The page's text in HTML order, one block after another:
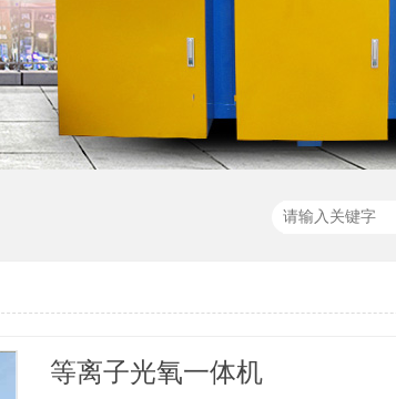
等离子光氧一体机